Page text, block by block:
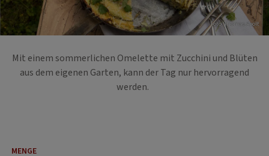
Foto: Thomas Apolt
Mit einem sommerlichen Omelette mit Zucchini und Blüten
aus dem eigenen Garten, kann der Tag nur hervorragend
werden.